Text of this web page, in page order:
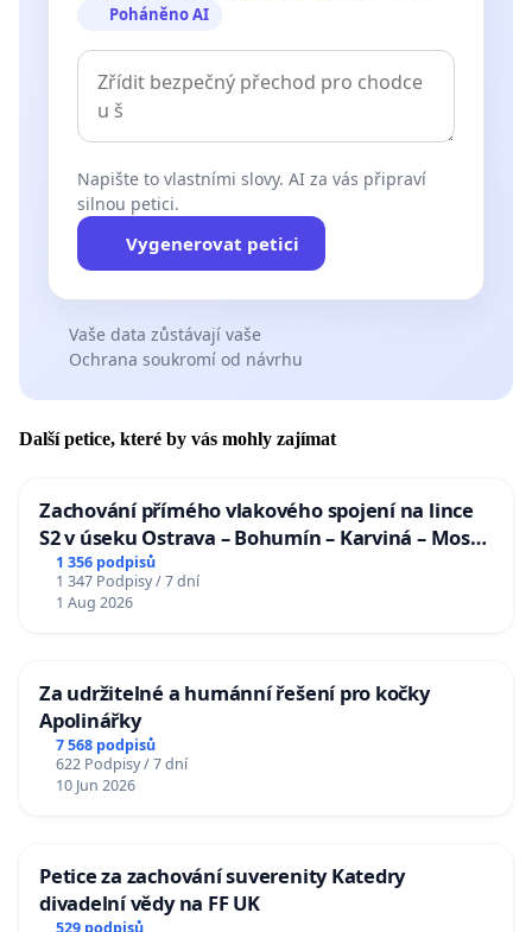
Poháněno AI
Napište to vlastními slovy. AI za vás připraví
silnou petici.
Vygenerovat petici
Vaše data zůstávají vaše
Ochrana soukromí od návrhu
Další petice, které by vás mohly zajímat
Zachování přímého vlakového spojení na lince
S2 v úseku Ostrava – Bohumín – Karviná – Mosty
u Jablunkova
1 356 podpisů
1 347 Podpisy / 7 dní
1 Aug 2026
Za udržitelné a humánní řešení pro kočky
Apolinářky
7 568 podpisů
622 Podpisy / 7 dní
10 Jun 2026
Petice za zachování suverenity Katedry
divadelní vědy na FF UK
529 podpisů